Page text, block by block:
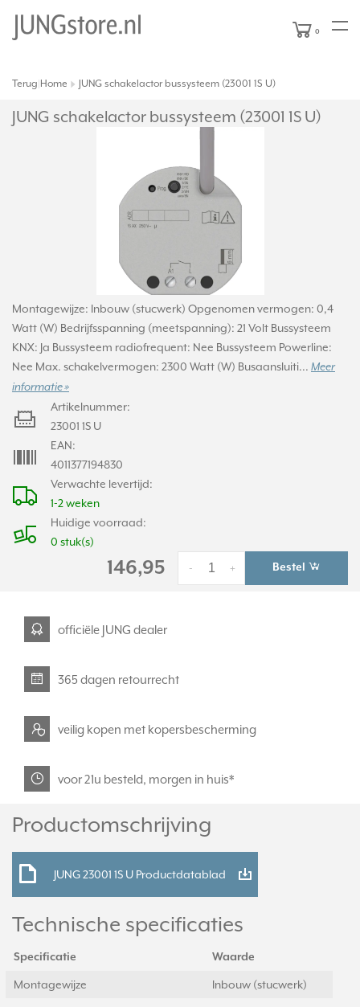
0
Terug Home JUNG schakelactor bussysteem (23001 1S U)
JUNG schakelactor bussysteem (23001 1S U)
Montagewijze: Inbouw (stucwerk) Opgenomen vermogen: 0,4
Watt (W) Bedrijfsspanning (meetspanning): 21 Volt Bussysteem
KNX: Ja Bussysteem radiofrequent: Nee Bussysteem Powerline:
Nee Max. schakelvermogen: 2300 Watt (W) Busaansluiti... Meer
informatie »
Verwachte levertijd:
1-2 weken
Huidige voorraad:
0 stuk(s)
Artikelnummer:
23001 1S U
EAN:
4011377194830
146,95 +
- Bestel
officiële JUNG dealer
365 dagen retourrecht
veilig kopen met kopersbescherming
voor 21u besteld, morgen in huis*
Productomschrijving
JUNG 23001 1S U Productdatablad
Technische specificaties
Specificatie Waarde
Montagewijze Inbouw (stucwerk)